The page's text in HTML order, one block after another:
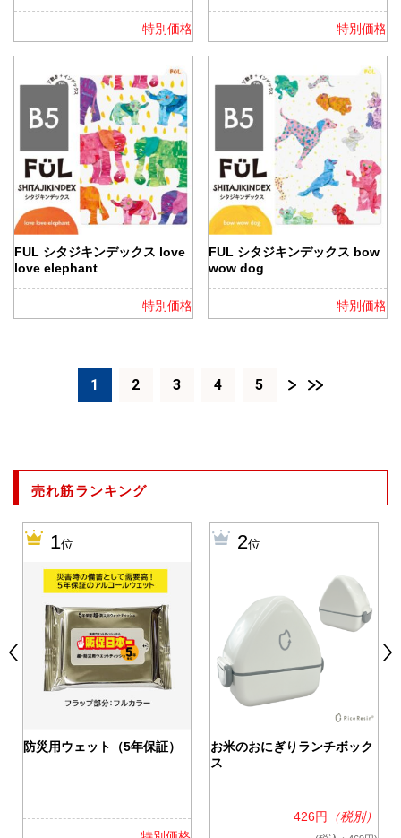
特別価格 特別価格
FUL シタジキンデックス love
love elephant
特別価格
FUL シタジキンデックス bow
wow dog
特別価格
1 2 3 4 5
売れ筋ランキング
1位
防災用ウェット（5年保証）
2位
お米のおにぎりランチボック
ス
426円 （税別）